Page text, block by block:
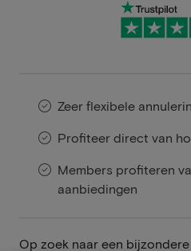
Zeer flexibele
Profiteer direct van
Members profiteren
aanbiedingen
Op zoek naar een